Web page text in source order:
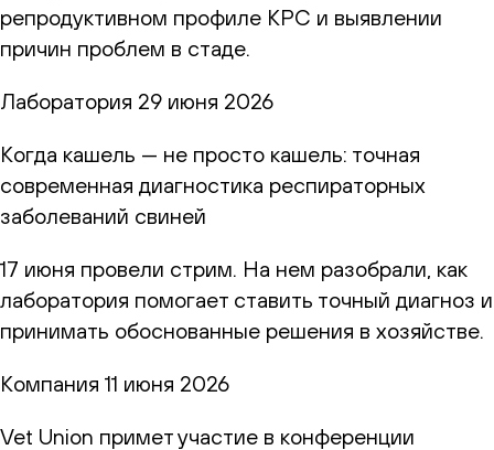
репродуктивном профиле КРС и выявлении
причин проблем в стаде.
Лаборатория 29 июня 2026
Когда кашель — не просто кашель: точная
современная диагностика респираторных
заболеваний свиней
17 июня провели стрим. На нем разобрали, как
лаборатория помогает ставить точный диагноз и
принимать обоснованные решения в хозяйстве.
Компания 11 июня 2026
Vet Union примет участие в конференции